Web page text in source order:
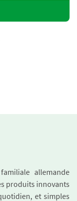
allemande
produits innovants
et simples